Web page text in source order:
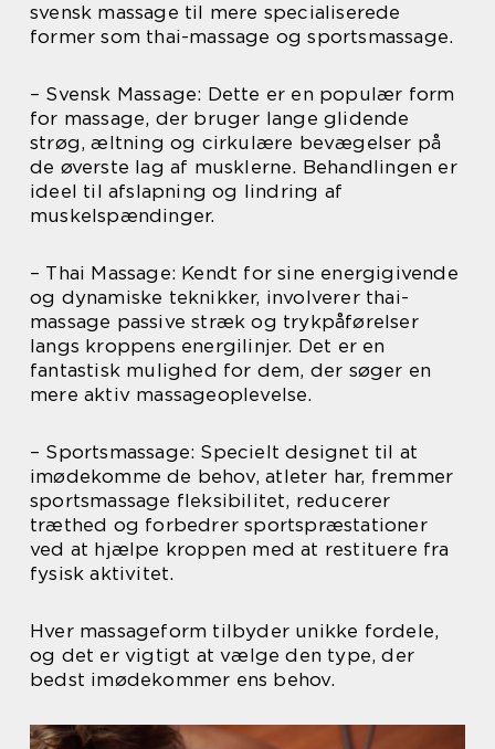
svensk massage til mere specialiserede
former som thai-massage og sportsmassage.
– Svensk Massage: Dette er en populær form
for massage, der bruger lange glidende
strøg, æltning og cirkulære bevægelser på
de øverste lag af musklerne. Behandlingen er
ideel til afslapning og lindring af
muskelspændinger.
– Thai Massage: Kendt for sine energigivende
og dynamiske teknikker, involverer thai-
massage passive stræk og trykpåførelser
langs kroppens energilinjer. Det er en
fantastisk mulighed for dem, der søger en
mere aktiv massageoplevelse.
– Sportsmassage: Specielt designet til at
imødekomme de behov, atleter har, fremmer
sportsmassage fleksibilitet, reducerer
træthed og forbedrer sportspræstationer
ved at hjælpe kroppen med at restituere fra
fysisk aktivitet.
Hver massageform tilbyder unikke fordele,
og det er vigtigt at vælge den type, der
bedst imødekommer ens behov.